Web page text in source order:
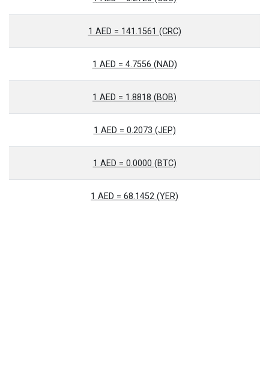
1 AED = 141.1561 (CRC)
1 AED = 4.7556 (NAD)
1 AED = 1.8818 (BOB)
1 AED = 0.2073 (JEP)
1 AED = 0.0000 (BTC)
1 AED = 68.1452 (YER)